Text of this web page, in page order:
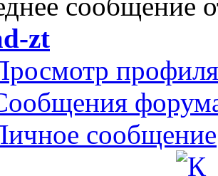
сообщение
zt
профиля
сообщение